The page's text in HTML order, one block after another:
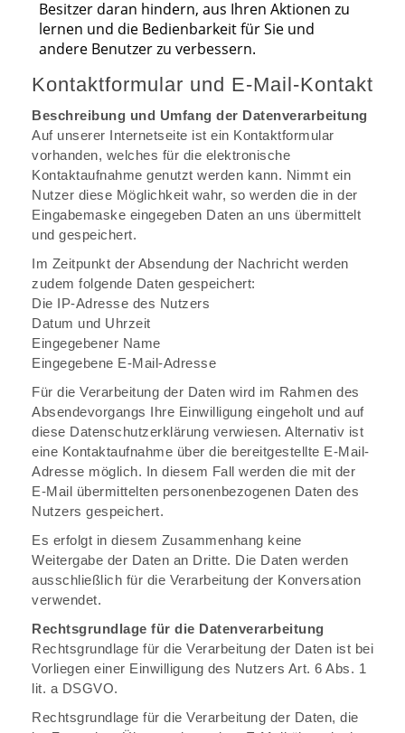
Kontaktformular und E-Mail-Kontakt
Beschreibung und Umfang der Datenverarbeitung
Auf unserer Internetseite ist ein Kontaktformular
vorhanden, welches für die elektronische
Kontaktaufnahme genutzt werden kann. Nimmt ein
Nutzer diese Möglichkeit wahr, so werden die in der
Eingabemaske eingegeben Daten an uns übermittelt
und gespeichert.
Im Zeitpunkt der Absendung der Nachricht werden
zudem folgende Daten gespeichert:
Die IP-Adresse des Nutzers
Datum und Uhrzeit
Eingegebener Name
Eingegebene E-Mail-Adresse
Für die Verarbeitung der Daten wird im Rahmen des
Absendevorgangs Ihre Einwilligung eingeholt und auf
diese Datenschutzerklärung verwiesen. Alternativ ist
eine Kontaktaufnahme über die bereitgestellte E-Mail-
Adresse möglich. In diesem Fall werden die mit der
E-Mail übermittelten personenbezogenen Daten des
Nutzers gespeichert.
Es erfolgt in diesem Zusammenhang keine
Weitergabe der Daten an Dritte. Die Daten werden
ausschließlich für die Verarbeitung der Konversation
verwendet.
Rechtsgrundlage für die Datenverarbeitung
Rechtsgrundlage für die Verarbeitung der Daten ist bei
Vorliegen einer Einwilligung des Nutzers Art. 6 Abs. 1
lit. a DSGVO.
Rechtsgrundlage für die Verarbeitung der Daten, die